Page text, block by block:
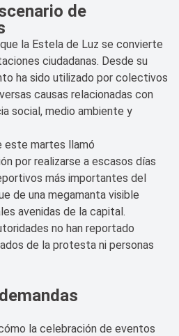
de
la Estela de Luz se convierte
ciudadanas. Desde su
ha sido utilizado por colectivos
causas relacionadas con
social, medio ambiente y
este martes llamó
por realizarse a escasos días
más importantes del
de una megamanta visible
avenidas de la capital.
no han reportado
de la protesta ni personas
la celebración de eventos